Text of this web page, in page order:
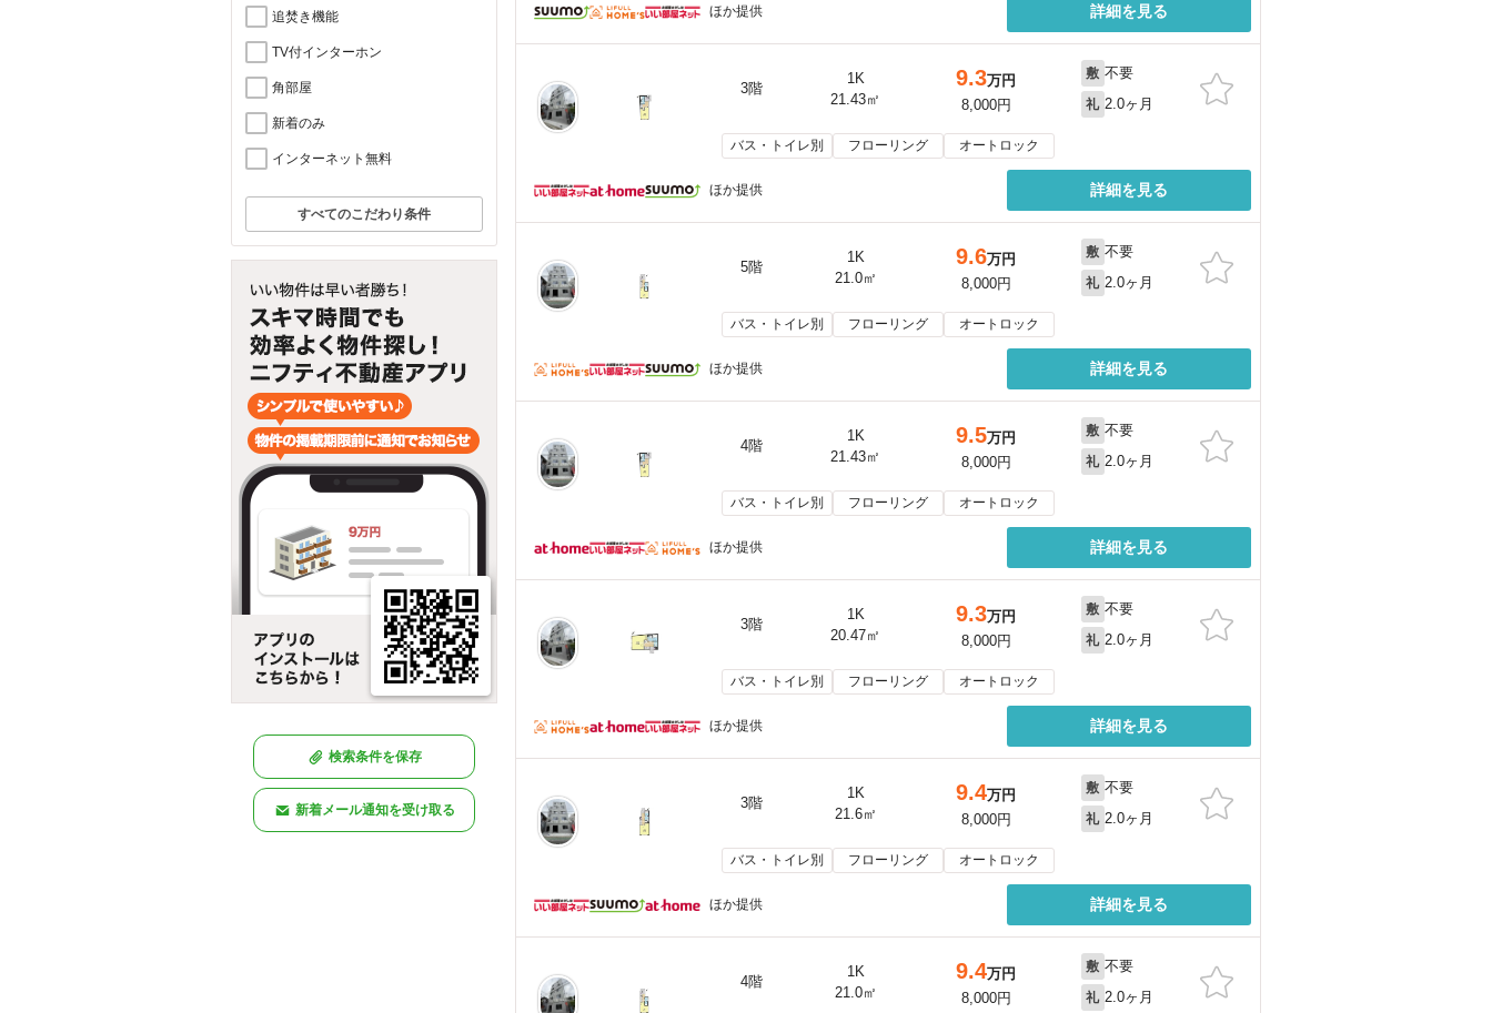
追焚き機能
TV付インターホン
角部屋
新着のみ
インターネット無料
すべてのこだわり条件
検索条件を保存
新着メール通知を受け取る
ほか提供 詳細を見る
3階
1K
21.43㎡
9.3万円
8,000円
敷 不要
礼 2.0ヶ月
バス・トイレ別 フローリング オートロック
ほか提供 詳細を見る
5階
1K
21.0㎡
9.6万円
8,000円
敷 不要
礼 2.0ヶ月
バス・トイレ別 フローリング オートロック
ほか提供 詳細を見る
4階
1K
21.43㎡
9.5万円
8,000円
敷 不要
礼 2.0ヶ月
バス・トイレ別 フローリング オートロック
ほか提供 詳細を見る
3階
1K
20.47㎡
9.3万円
8,000円
敷 不要
礼 2.0ヶ月
バス・トイレ別 フローリング オートロック
ほか提供 詳細を見る
3階
1K
21.6㎡
9.4万円
8,000円
敷 不要
礼 2.0ヶ月
バス・トイレ別 フローリング オートロック
ほか提供 詳細を見る
4階
1K
21.0㎡
9.4万円
8,000円
敷 不要
礼 2.0ヶ月